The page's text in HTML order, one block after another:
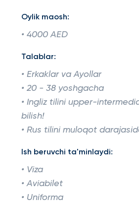
Oylik maosh:
• 4000 AED
Talablar:
• Erkaklar va Ayollar
• 20 - 38 yoshgacha
• Ingliz tilini upper-
bilish!
• Rus tilini muloqot
Ish beruvchi ta'minlaydi:
• Viza
• Aviabilet
• Uniforma